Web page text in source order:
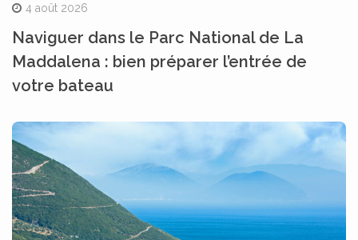
4 août 2026
Naviguer dans le Parc National de La
Maddalena : bien préparer l’entrée de
votre bateau